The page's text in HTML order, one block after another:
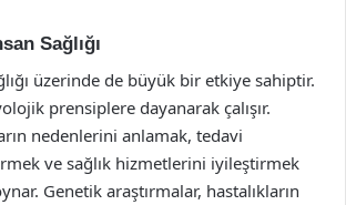
Sağlığı
üzerinde de büyük bir etkiye sahiptir.
prensiplere dayanarak çalışır.
nedenlerini anlamak, tedavi
ve sağlık hizmetlerini iyileştirmek
Genetik araştırmalar, hastalıkların